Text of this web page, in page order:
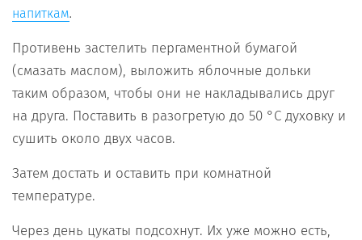
напиткам.
Противень застелить пергаментной бумагой
(смазать маслом), выложить яблочные дольки
таким образом, чтобы они не накладывались друг
на друга. Поставить в разогретую до 50 °С духовку и
сушить около двух часов.
Затем достать и оставить при комнатной
температуре.
Через день цукаты подсохнут. Их уже можно есть,